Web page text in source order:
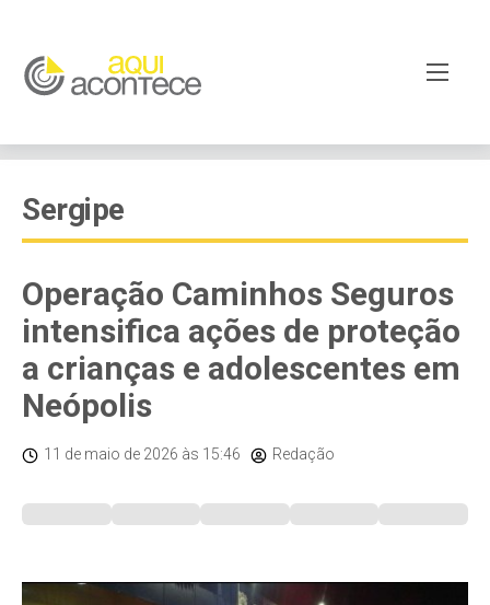
Sergipe
Operação Caminhos Seguros
intensifica ações de proteção
a crianças e adolescentes em
Neópolis
11 de maio de 2026 às 15:46 Redação